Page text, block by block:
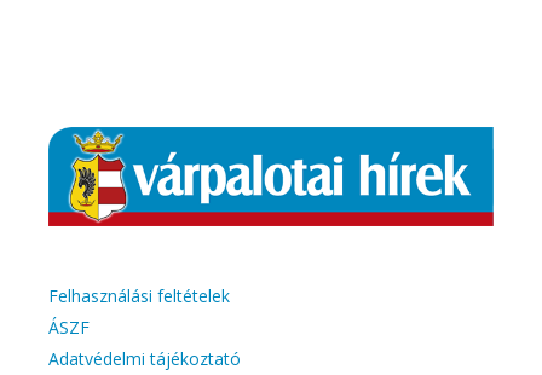
Felhasználási feltételek
ÁSZF
Adatvédelmi tájékoztató